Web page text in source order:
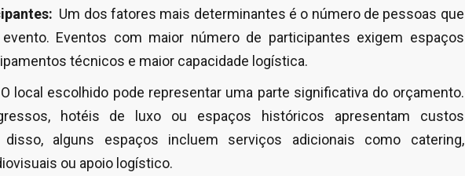
Um dos fatores mais determinantes é o número de pessoas que
Eventos com maior número de participantes exigem espaços
técnicos e maior capacidade logística.
O local escolhido pode representar uma parte significativa do orçamento.
hotéis de luxo ou espaços históricos apresentam custos
disso, alguns espaços incluem serviços adicionais como catering,
ou apoio logístico.